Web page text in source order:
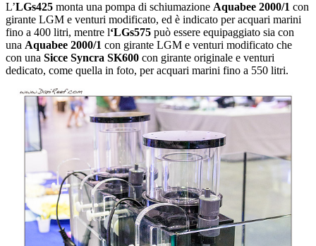
L’LGs425 monta una pompa di schiumazione Aquabee 2000/1 con
girante LGM e venturi modificato, ed è indicato per acquari marini
fino a 400 litri, mentre l‘LGs575 può essere equipaggiato sia con
una Aquabee 2000/1 con girante LGM e venturi modificato che
con una Sicce Syncra SK600 con girante originale e venturi
dedicato, come quella in foto, per acquari marini fino a 550 litri.